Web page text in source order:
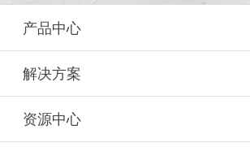
产品中心
解决方案
资源中心